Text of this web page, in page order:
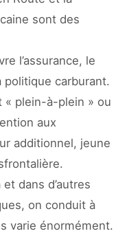
sont des
l’assurance, le
carburant.
« plein-à-plein » ou
aux
additionnel, jeune
dans d’autres
on conduit à
varie énormément.